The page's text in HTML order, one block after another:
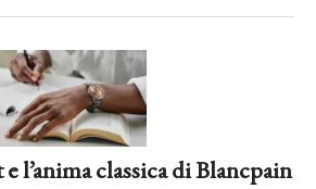
l’anima classica di Blancpain